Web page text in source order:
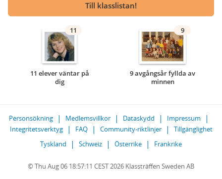
Till klasslistan!
11
11 elever väntar på
dig
9
9 avgångsår fyllda av
minnen
Personsökning Medlemsvillkor Dataskydd
Impressum
Integritetsverktyg
FAQ Community-riktlinjer
Tillgänglighet
Tyskland
Schweiz Österrike Frankrike
© Thu Aug 06 18:57:11 CEST 2026 Klassträffen Sweden AB